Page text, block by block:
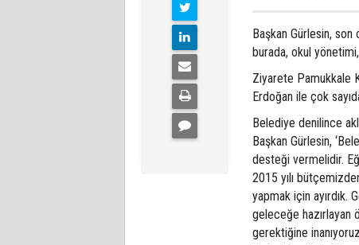
Başkan Gürlesin, son
burada, okul
Ziyarete Pamukkale
Erdoğan ile çok
Belediye denilince
Başkan Gürlesin,
desteği vermelidir.
2015 yılı
yapmak için ayırdık.
geleceğe hazırlayan
gerektiğine